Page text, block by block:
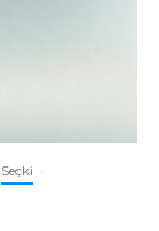
Seçki ·